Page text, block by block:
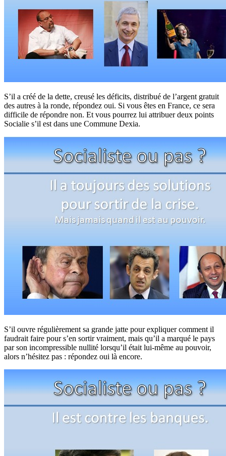
S’il a créé de la dette, creusé les déficits, distribué de l’argent gratuit
des autres à la ronde, répondez oui. Si vous êtes en France, ce sera
difficile de répondre non. Et vous pourrez lui attribuer deux points
Socialie s’il est dans une Commune Dexia.
S’il ouvre régulièrement sa grande jatte pour expliquer comment il
faudrait faire pour s’en sortir vraiment, mais qu’il a marqué le pays
par son incompressible nullité lorsqu’il était lui-même au pouvoir,
alors n’hésitez pas : répondez oui là encore.